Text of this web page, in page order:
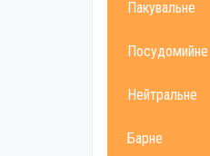
Пакувальне
Посудомийне
Нейтральне
Барне